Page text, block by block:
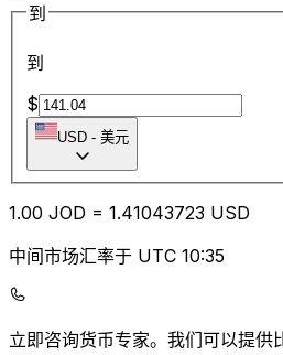
到
到
$
USD - 美元
1.00 JOD = 1.41043723 USD
中间市场汇率于 UTC 10:35
立即咨询货币专家。 我们可以提供